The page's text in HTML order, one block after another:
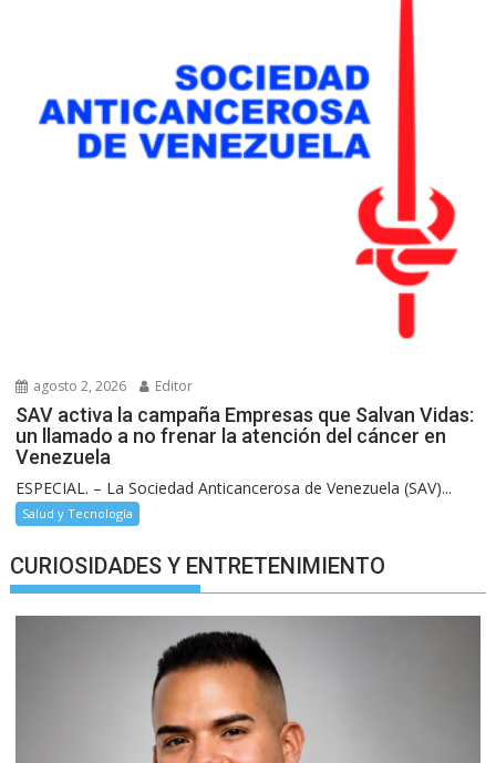
agosto 2, 2026 Editor
SAV activa la campaña Empresas que Salvan Vidas:
un llamado a no frenar la atención del cáncer en
Venezuela
ESPECIAL. – La Sociedad Anticancerosa de Venezuela (SAV)...
Salud y Tecnología
CURIOSIDADES Y ENTRETENIMIENTO